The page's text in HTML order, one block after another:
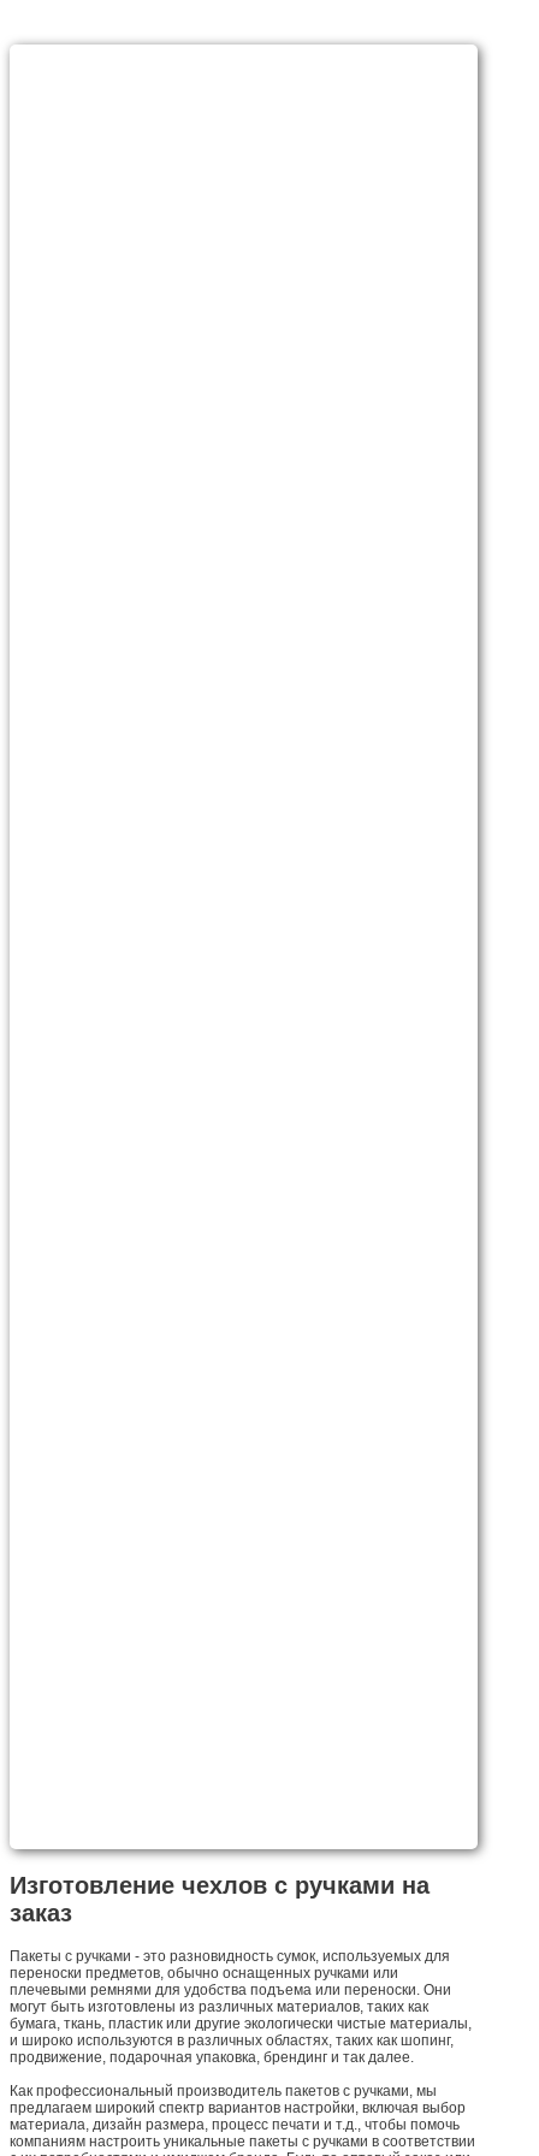
Изготовление чехлов с ручками на
заказ
Пакеты с ручками - это разновидность сумок, используемых для
переноски предметов, обычно оснащенных ручками или
плечевыми ремнями для удобства подъема или переноски. Они
могут быть изготовлены из различных материалов, таких как
бумага, ткань, пластик или другие экологически чистые материалы,
и широко используются в различных областях, таких как шопинг,
продвижение, подарочная упаковка, брендинг и так далее.
Как профессиональный производитель пакетов с ручками, мы
предлагаем широкий спектр вариантов настройки, включая выбор
материала, дизайн размера, процесс печати и т.д., чтобы помочь
компаниям настроить уникальные пакеты с ручками в соответствии